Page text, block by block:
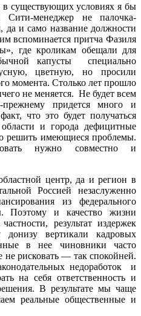
существующих условиях я бы
менеджер не палочка-
да и само название должности
вспоминается притча Фазиля
где кроликам обещали для
капусты специально
цветную, но просили
момента. Столько лет прошло
не меняется. Не будет всем
придется много и
что это будет получаться
и города дефицитные
решить имеющиеся проблемы.
нужно совместно и
центр, да и регион в
Россией незаслуженно
из федерального
Поэтому и качество жизни
результат издержек
вертикали кадровых
в нее чиновники часто
рисковать — так спокойней.
недоработок и
на себя ответственность и
В результате мы чаще
реальные общественные и